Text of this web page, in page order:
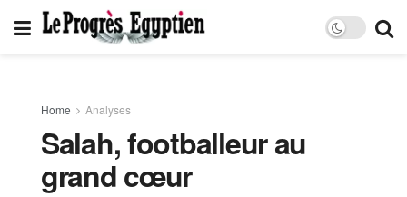
Home Analyses
Salah, footballeur au
grand cœur